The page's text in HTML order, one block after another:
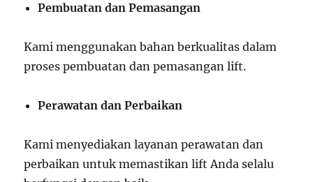
Pembuatan dan Pemasangan
Kami menggunakan bahan berkualitas dalam
proses pembuatan dan pemasangan lift.
Perawatan dan Perbaikan
Kami menyediakan layanan perawatan dan
perbaikan untuk memastikan lift Anda selalu